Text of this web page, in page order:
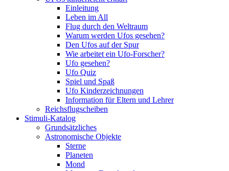
Einleitung
Leben im All
Flug durch den Weltraum
Warum werden Ufos gesehen?
Den Ufos auf der Spur
Wie arbeitet ein Ufo-Forscher?
Ufo gesehen?
Ufo Quiz
Spiel und Spaß
Ufo Kinderzeichnungen
Information für Eltern und Lehrer
Reichsflugscheiben
Stimuli-Katalog
Grundsätzliches
Astronomische Objekte
Sterne
Planeten
Mond